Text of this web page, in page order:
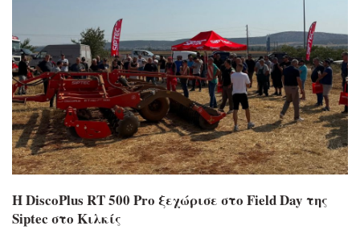
Η DiscoPlus RT 500 Pro ξεχώρισε στο Field Day της
Siptec στο Κιλκίς